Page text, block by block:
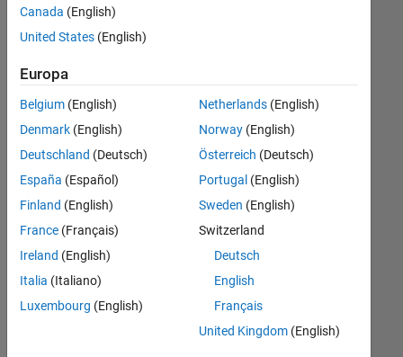
alle
Stellen
übersetzt.
Sie
nach
einem
Standort,
um
alle
in
Ihrer
Region
Canada (English)
United States (English)
Europa
Belgium (English)
Denmark (English)
Deutschland (Deutsch)
España (Español)
Finland (English)
France (Français)
Ireland (English)
Italia (Italiano)
Luxembourg (English)
Netherlands(English)
Norway(English)
Österreich (Deutsch)
Portugal (English)
Sweden (English)
Switzerland
Deutsch
English
Français
United Kingdom(English)